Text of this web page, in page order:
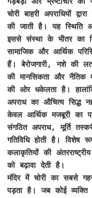
चोरी बाहरी अपराधियों
की जाती है। यह स्थिति
इससे संस्था के भीतर का
सामाजिक और आर्थिक
हैं। बेरोजगारी, नशे की
की मानसिकता और नैतिक
की ओर धकेलता है।
अपराध का औचित्य सिद्ध
केवल आर्थिक मजबूरी का
संगठित अपराध, मूर्ति
गतिविधि होती है। विशेष
कलाकृतियों की
को बढ़ावा देती है।
मंदिर में चोरी का सबसे
पड़ता है। जब कोई